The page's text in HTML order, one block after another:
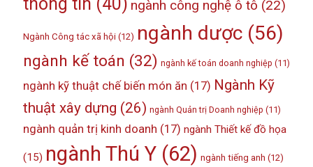
thông tin (40) ngành công nghệ ô tô (22)
Ngành Công tác xã hội(12) ngành dược(56)
ngành kế toán (32) ngành kế toán doanh nghiệp (11)
ngành kỹ thuật chế biến món ăn (17) Ngành Kỹ
thuật xây dựng (26) ngành Quản trị Doanh nghiệp (11)
ngành quản trị kinh doanh (17) ngành Thiết kế đồ họa
(15) ngành Thú Y(62) ngành tiếng anh (12)